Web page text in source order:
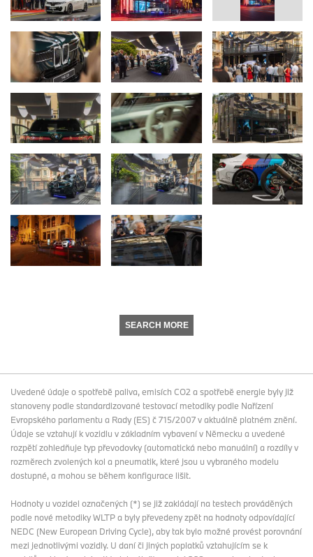
SEARCH MORE
Uvedené údaje o spotřebě paliva, emisích CO2 a spotřebě energie byly již
stanoveny podle standardizované testovací metodiky podle Nařízení
Evropského parlamentu a Rady (ES) č 715/2007 v aktuálně platném znění.
Údaje se vztahují k vozidlu v základním vybavení v Německu a uvedené
rozpětí zohledňuje typ převodovky (automatická nebo manuální) a rozdíly v
rozměrech zvolených kol a pneumatik, které jsou u vybraného modelu
dostupné, a mohou se během konfigurace lišit.
Hodnoty u vozidel označených (*) se již zakládají na testech prováděných
podle nové metodiky WLTP a byly převedeny zpět na hodnoty odpovídající
NEDC (New European Driving Cycle), aby tak bylo možné provést porovnání
mezi jednotlivými vozidly. U daní či jiných poplatků vztahujícím se k